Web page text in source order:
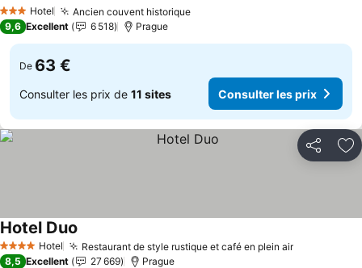
3 ÉtoilesHotel Ancien couvent historiqueConsulter les prix
9,6 Excellent 6 518 Prague
De 63 €
Consulter les prix de 11 sites Consulter les prix
Partager
4 Étoiles Hotel Restaurant de style rustique et café en plein airConsulter
Hotel Duo
8,5 Excellent 27 669 Prague